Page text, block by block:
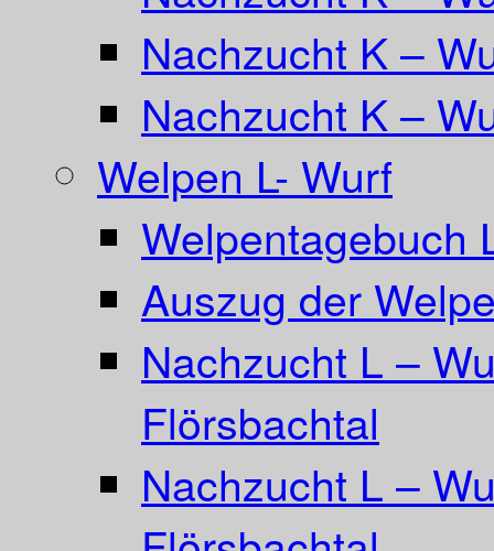
Nachzucht K –
Nachzucht K –
Welpen L- Wurf
Welpentagebuch
Auszug der
Nachzucht L –
Flörsbachtal
Nachzucht L –